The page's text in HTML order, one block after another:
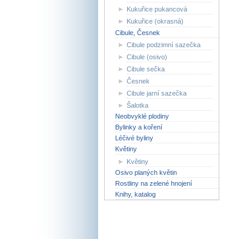
Kukuřice pukancová
Kukuřice (okrasná)
Cibule, Česnek
Cibule podzimní sazečka
Cibule (osivo)
Cibule sečka
Česnek
Cibule jarní sazečka
Šalotka
Neobvyklé plodiny
Bylinky a koření
Léčivé byliny
Květiny
Květiny
Osivo planých květin
Rostliny na zelené hnojení
Knihy, katalog